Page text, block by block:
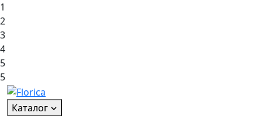
1
2
3
4
5
5
Каталог